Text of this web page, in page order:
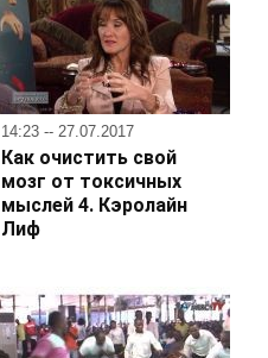
14:23 -- 27.07.2017
Как очистить свой
мозг от токсичных
мыслей 4. Кэролайн
Лиф